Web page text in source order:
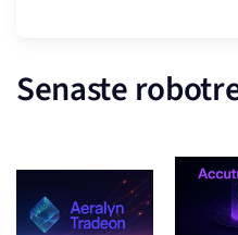
Senaste